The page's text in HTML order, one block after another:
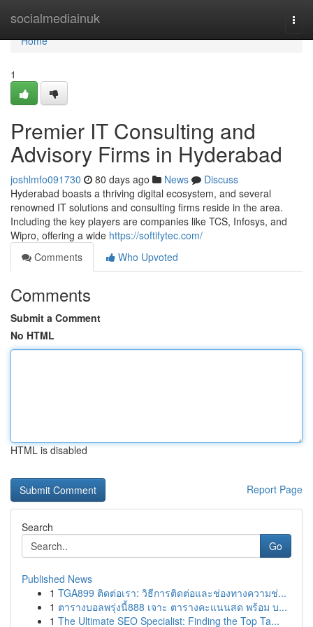
socialmediainuk
Home
Home
1
Premier IT Consulting and
Advisory Firms in Hyderabad
joshlmfo091730 80 days ago News
Discuss
Hyderabad boasts a thriving digital ecosystem, and several
renowned IT solutions and consulting firms reside in the area.
Including the key players are companies like TCS, Infosys, and
Wipro, offering a wide https://softifytec.com/
Comments
Who Upvoted
Comments
Submit a Comment
No HTML
HTML is disabled
Report Page
Search
Go
Published News
1 TGA899 ติดต่อเรา: วิธีการติดต่อและช่องทางความช่...
1 ตารางบอลพรุ่งนี้888 เจาะ ตารางคะแนนสด พร้อม บ...
1 The Ultimate SEO Specialist: Finding the Top Ta...